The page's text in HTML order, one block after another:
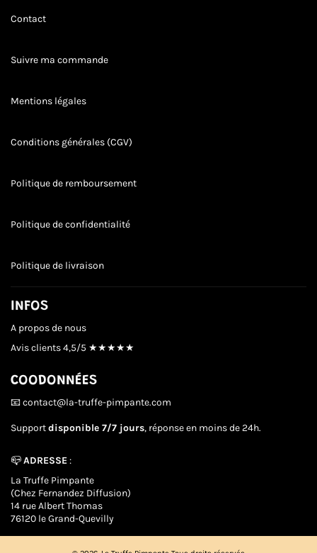
Contact
Suivre ma commande
Mentions légales
Conditions générales (CGV)
Politique de remboursement
Politique de confidentialité
Politique de livraison
INFOS
A propos de nous
Avis clients4,5/5 ★★★★★
COODONNÉES
📧 contact@la-truffe-pimpante.com
Supportdisponible 7/7 jours, réponse en moins de 24h.
📪ADRESSE:
La Truffe Pimpante
(Chez Fernandez Diffusion)
14 rue Albert Thomas
76120 le Grand-Quevilly